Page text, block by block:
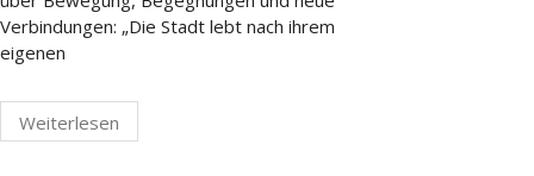
Verbindungen: „Die Stadt lebt nach ihrem
eigenen
Weiterlesen